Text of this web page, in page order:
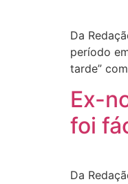
Da
período
tarde”
Ex-
foi
Da